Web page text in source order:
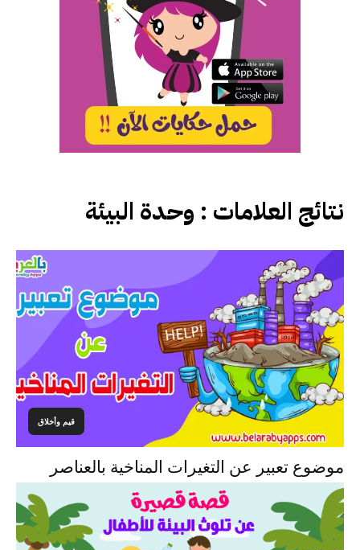
نتائج العلامات : وحدة البيئة
قيم وأخلاق
موضوع تعبير عن التغيرات المناخية بالعناصر